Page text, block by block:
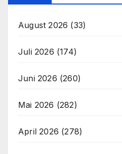
August 2026 (33)
Juli 2026 (174)
Juni 2026 (260)
Mai 2026 (282)
April 2026 (278)